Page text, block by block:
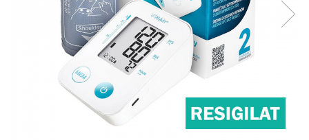
Monitorizare medicala
Stetoscoape
Spirometre
Spirometre portabile
Accesorii spirometre
Consumabile medicale